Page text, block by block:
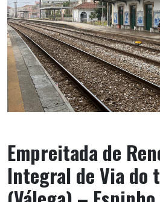
Empreitada de
Integral de Via do